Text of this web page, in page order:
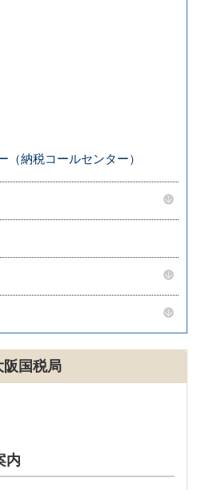
（納税コールセンター）
阪国税局
内